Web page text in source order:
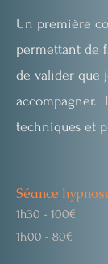
Un première
permettant de
de valider que
accompagner.
techniques et
Séance
1h30 - 100€
1h00 - 80€